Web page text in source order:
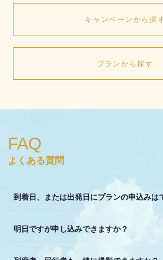
キャンペーンから探
プランから探す
FAQ
よくある質問
到着日、または出発日にプランの申込みは
明日ですが申し込みできますか？